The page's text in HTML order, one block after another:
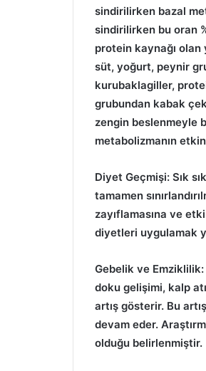
sindirilirken bazal
sindirilirken bu oran
protein kaynağı olan
süt, yoğurt, peynir
kurubaklagiller,
grubundan kabak
zengin beslenmeyle
metabolizmanın
Diyet Geçmişi: Sık
tamamen
zayıflamasına ve
diyetleri uygulamak
Gebelik ve
doku gelişimi, kalp
artış gösterir. Bu
devam eder.
olduğu belirlenmiştir.